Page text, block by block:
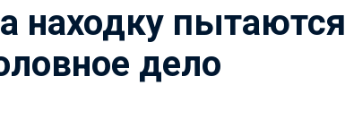
находку пытаются
дело